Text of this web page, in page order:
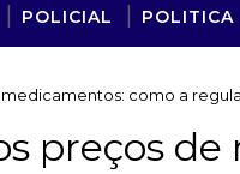
POLICIAL POLITICA
como a
preços